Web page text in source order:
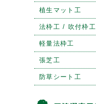
植生マット工
法枠工 / 吹付枠工
軽量法枠工
張芝工
防草シート工